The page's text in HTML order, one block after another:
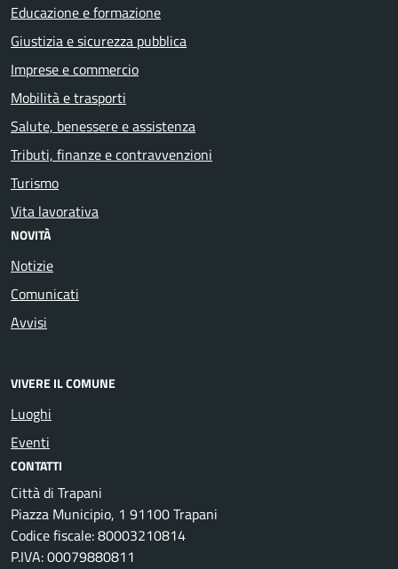
Educazione e formazione
Giustizia e sicurezza pubblica
Imprese e commercio
Mobilità e trasporti
Salute, benessere e assistenza
Tributi, finanze e contravvenzioni
Turismo
Vita lavorativa
NOVITÀ
Notizie
Comunicati
Avvisi
VIVERE IL COMUNE
Luoghi
Eventi
CONTATTI
Città di Trapani
Piazza Municipio, 1 91100 Trapani
Codice fiscale: 80003210814
P.IVA: 00079880811